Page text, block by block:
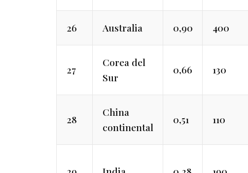
26 Australia 0,90 400
27
Corea del
Sur
0,66 130
28
China
continental
0,51 110